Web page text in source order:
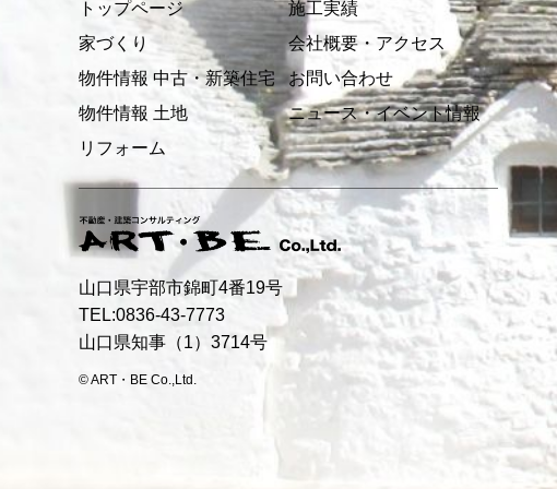
トップページ
家づくり
物件情報 中古・新築住宅
物件情報 土地
リフォーム
施工実績
会社概要・アクセス
お問い合わせ
ニュース・イベント情報
山口県宇部市錦町4番19号
TEL:0836-43-7773
山口県知事（1）3714号
© ART・BE Co.,Ltd.